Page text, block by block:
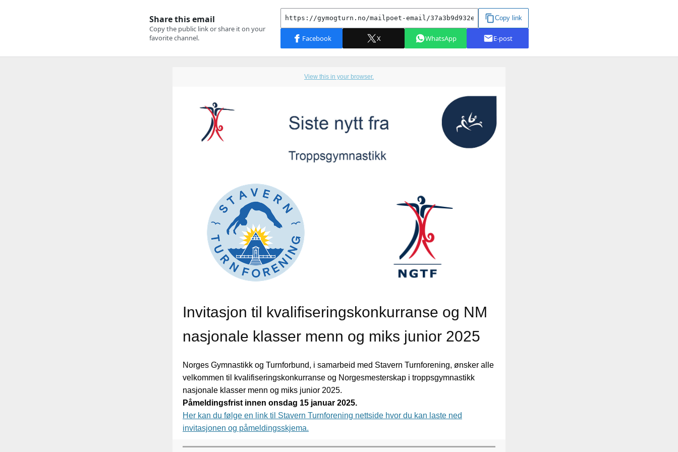
View this in your browser.
Invitasjon til kvalifiseringskonkurranse og NM
nasjonale klasser menn og miks junior 2025
Norges Gymnastikk og Turnforbund, i samarbeid med Stavern Turnforening, ønsker alle
velkommen til kvalifiseringskonkurranse og Norgesmesterskap i troppsgymnastikk
nasjonale klasser menn og miks junior 2025.
Påmeldingsfrist innen onsdag 15 januar 2025.
Her kan du følge en link til Stavern Turnforening nettside hvor du kan laste ned
invitasjonen og påmeldingsskjema.